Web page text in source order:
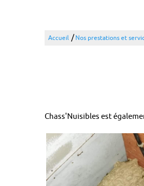
Accueil /Nos prestations et
Chass'Nuisibles est